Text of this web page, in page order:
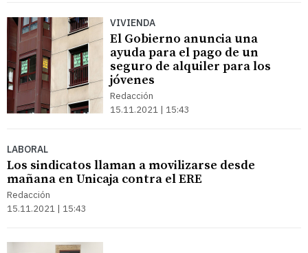
VIVIENDA
El Gobierno anuncia una
ayuda para el pago de un
seguro de alquiler para los
jóvenes
Redacción
15.11.2021 | 15:43
LABORAL
Los sindicatos llaman a movilizarse desde
mañana en Unicaja contra el ERE
Redacción
15.11.2021 | 15:43